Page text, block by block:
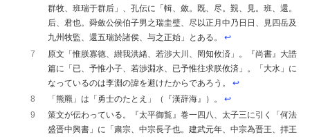
群牧、班瑞于群后」、孔伝に「輯、斂。既、尽。覲、見。班、還。
后、君也。舜斂公侯伯子男之瑞圭璧、尽以正月中乃日日、見四岳及
九州牧監、還五瑞於諸侯、与之正始」とある。↩︎
7
原文「惟朕寡徳、纉我洪緒、若渉大川、罔知攸済」。『尚書』大誥
篇に「已、予惟小子、若渉淵水、已予惟往求朕攸済」。「大水」に
なっているのは李淵の諱を避けたからであろう。↩︎
8
「熊羆」は「勇士のたとえ」（『漢辞海』）。↩︎
9
策文が伝わっている。『太平御覧』巻一四八、太子三に引く「何法
盛晋中興書」に「粛宗、中宗長子也。建武元年、中宗為晋王、拝王